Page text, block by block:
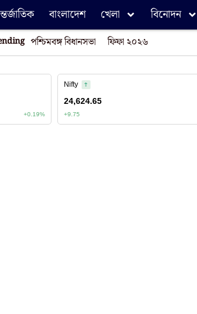
বাংলাদেশ খেলা বিনোদন
পশ্চিমবঙ্গ বিধানসভা ফিফা ২০২৬